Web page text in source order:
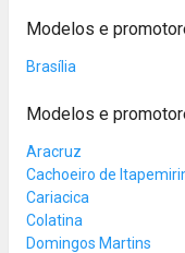
Modelos e
Brasília
Modelos e
Aracruz
Cachoeiro de
Cariacica
Colatina
Domingos Martins